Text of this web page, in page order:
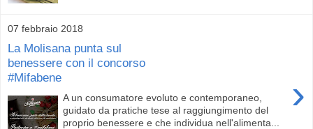
07 febbraio 2018
La Molisana punta sul
benessere con il concorso
#Mifabene
›
A un consumatore evoluto e contemporaneo,
guidato da pratiche tese al raggiungimento del
proprio benessere e che individua nell'alimenta...